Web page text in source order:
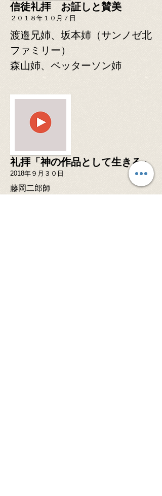
信徒礼拝 お証しと賛美
２０１８年１０月７日
渡邉兄姉、坂本姉（サンノゼ北
ファミリー）
​森山姉、ペッターソン姉
礼拝「神の作品として生きる」
2018年９月３０日
藤岡二郎師